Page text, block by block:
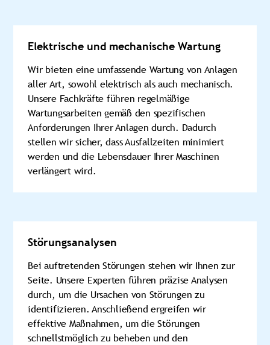
Elektrische und mechanische Wartung
Wir bieten eine umfassende Wartung von Anlagen
aller Art, sowohl elektrisch als auch mechanisch.
Unsere Fachkräfte führen regelmäßige
Wartungsarbeiten gemäß den spezifischen
Anforderungen Ihrer Anlagen durch. Dadurch
stellen wir sicher, dass Ausfallzeiten minimiert
werden und die Lebensdauer Ihrer Maschinen
verlängert wird.
Störungsanalysen
Bei auftretenden Störungen stehen wir Ihnen zur
Seite. Unsere Experten führen präzise Analysen
durch, um die Ursachen von Störungen zu
identifizieren. Anschließend ergreifen wir
effektive Maßnahmen, um die Störungen
schnellstmöglich zu beheben und den